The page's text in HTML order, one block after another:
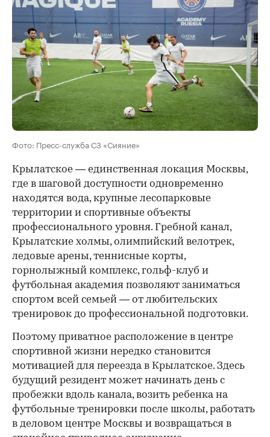
Фото: Пресс-служба СЗ «Сияние»
Крылатское — единственная локация Москвы,
где в шаговой доступности одновременно
находятся вода, крупные лесопарковые
территории и спортивные объекты
профессионального уровня. Гребной канал,
Крылатские холмы, олимпийский велотрек,
ледовые арены, теннисные корты,
горнолыжный комплекс, гольф-клуб и
футбольная академия позволяют заниматься
спортом всей семьей — от любительских
тренировок до профессиональной подготовки.
Поэтому приватное расположение в центре
спортивной жизни нередко становится
мотивацией для переезда в Крылатское. Здесь
будущий резидент может начинать день с
пробежки вдоль канала, возить ребенка на
футбольные тренировки после школы, работать
в деловом центре Москвы и возвращаться в